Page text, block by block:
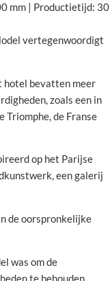
mm | Productietijd: 30
vertegenwoordigt
hotel bevatten meer
zoals een in
Triomphe, de Franse
op het Parijse
een galerij
de oorspronkelijke
was om de
te behouden.